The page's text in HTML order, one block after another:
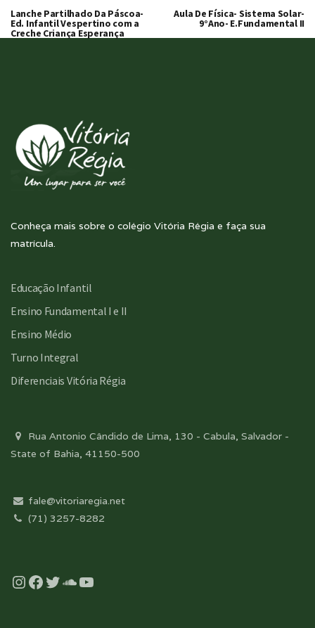
Lanche Partilhado Da Páscoa-
Ed. Infantil Vespertino com a
Creche Criança Esperança
Aula De Física- Sistema Solar-
9°Ano- E.Fundamental II
Conheça mais sobre o colégio Vitória Régia e faça sua
matrícula.
Educação Infantil
Ensino Fundamental I e II
Ensino Médio
Turno Integral
Diferenciais Vitória Régia
Rua Antonio Cândido de Lima, 130 - Cabula, Salvador -
State of Bahia, 41150-500
fale@vitoriaregia.net
(71) 3257-8282
Instagram
Facebook
Twitter
Soundcloud
YouTube